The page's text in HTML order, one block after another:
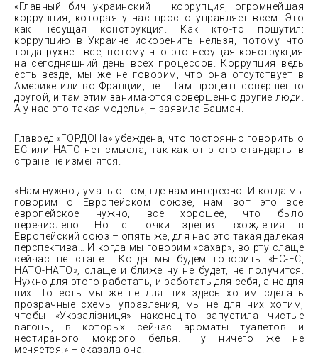
«Главный бич украинский – коррупция, огромнейшая
коррупция, которая у нас просто управляет всем. Это
как несущая конструкция. Как кто-то пошутил:
коррупцию в Украине искоренить нельзя, потому что
тогда рухнет все, потому что это несущая конструкция
на сегодняшний день всех процессов. Коррупция ведь
есть везде, мы же не говорим, что она отсутствует в
Америке или во Франции, нет. Там процент совершенно
другой, и там этим занимаются совершенно другие люди.
А у нас это такая модель», – заявила Бацман.
Главред «ГОРДОНа» убеждена, что постоянно говорить о
ЕС или НАТО нет смысла, так как от этого стандарты в
стране не изменятся.
«Нам нужно думать о том, где нам интересно. И когда мы
говорим о Европейском союзе, нам вот это все
европейское нужно, все хорошее, что было
перечислено. Но с точки зрения вхождения в
Европейский союз – опять же, для нас это такая далекая
перспектива… И когда мы говорим «сахар», во рту слаще
сейчас не станет. Когда мы будем говорить «ЕС-ЕС,
НАТО-НАТО», слаще и ближе ну не будет, не получится.
Нужно для этого работать, и работать для себя, а не для
них. То есть мы же не для них здесь хотим сделать
прозрачные схемы управления, мы не для них хотим,
чтобы «Укрзалізниця» наконец-то запустила чистые
вагоны, в которых сейчас ароматы туалетов и
нестираного мокрого белья. Ну ничего же не
меняется!» – сказала она.